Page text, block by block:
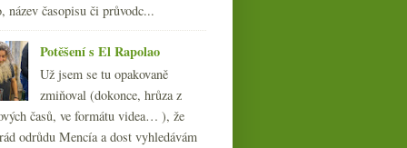
název časopisu či průvodc...
Potěšení s El Rapolao
Už jsem se tu opakovaně
zmiňoval (dokonce, hrůza z
časů, ve formátu videa… ), že
odrůdu Mencía a dost vyhledávám